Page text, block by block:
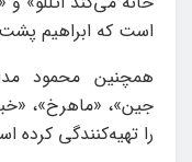
است که ابراهیم
همچنین محمود
جین»، «ماهرخ‌»،
را تهیه‌کنندگی کرده